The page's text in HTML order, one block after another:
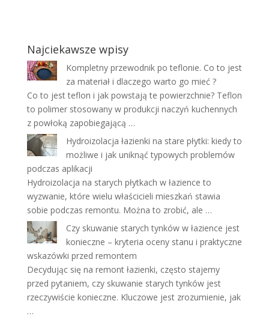
Najciekawsze wpisy
Kompletny przewodnik po teflonie. Co to jest
za materiał i dlaczego warto go mieć ?
Co to jest teflon i jak powstają te powierzchnie? Teflon
to polimer stosowany w produkcji naczyń kuchennych
z powłoką zapobiegającą …
Hydroizolacja łazienki na stare płytki: kiedy to
możliwe i jak uniknąć typowych problemów
podczas aplikacji
Hydroizolacja na starych płytkach w łazience to
wyzwanie, które wielu właścicieli mieszkań stawia
sobie podczas remontu. Można to zrobić, ale …
Czy skuwanie starych tynków w łazience jest
konieczne – kryteria oceny stanu i praktyczne
wskazówki przed remontem
Decydując się na remont łazienki, często stajemy
przed pytaniem, czy skuwanie starych tynków jest
rzeczywiście konieczne. Kluczowe jest zrozumienie, jak
…